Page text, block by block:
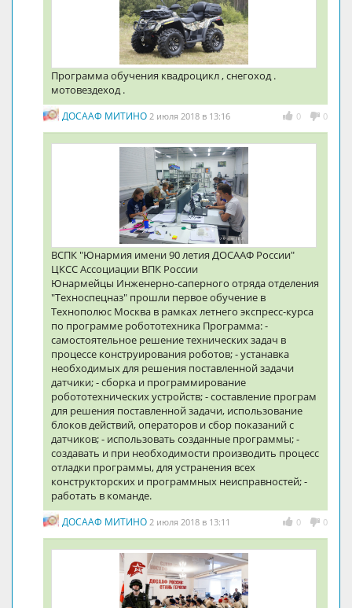
Программа обучения квадроцикл , снегоход .
мотовездеход .
0 0
ДОСААФ МИТИНО 2 июля 2018 в 13:16
ВСПК "Юнармия имени 90 летия ДОСААФ России"
ЦКСС Ассоциации ВПК России
Юнармейцы Инженерно-саперного отряда отделения
"Техноспецназ" прошли первое обучение в
Технополюс Москва в рамках летнего экспресс-курса
по программе робототехника Программа: -
самостоятельное решение технических задач в
процессе конструирования роботов; - устанавка
необходимых для решения поставленной задачи
датчики; - сборка и программирование
робототехнических устройств; - составление програм
для решения поставленной задачи, использование
блоков действий, операторов и сбор показаний с
датчиков; - использовать созданные программы; -
создавать и при необходимости производить процесс
отладки программы, для устранения всех
конструкторских и программных неисправностей; -
работать в команде.
0 0
ДОСААФ МИТИНО 2 июля 2018 в 13:11